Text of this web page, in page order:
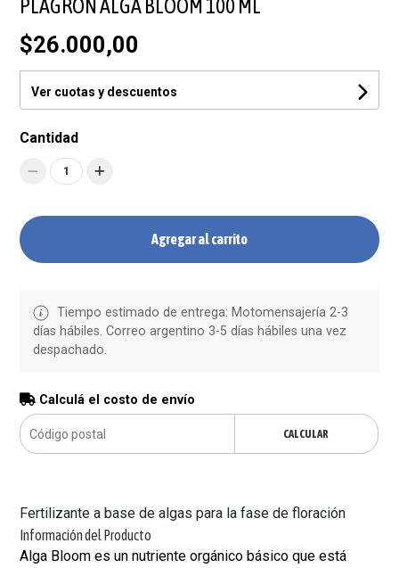
PLAGRON ALGA BLOOM 100 ML
$26.000,00
Ver cuotas y descuentos
Cantidad
1
Agregar al carrito
Tiempo estimado de entrega: Motomensajería 2-3
días hábiles. Correo argentino 3-5 días hábiles una vez
despachado.
Calculá el costo de envío
CALCULAR
Fertilizante a base de algas para la fase de floración
Información del Producto
Alga Bloom es un nutriente orgánico básico que está